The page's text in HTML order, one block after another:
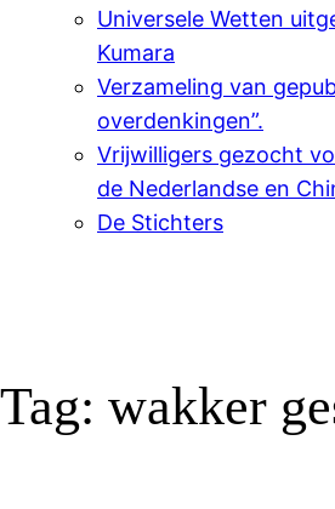
Universele Wetten
Kumara
Verzameling van
overdenkingen”.
Vrijwilligers gezocht
de Nederlandse en
De Stichters
Tag: wakker